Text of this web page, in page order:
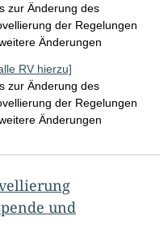
zur Änderung des
der Regelungen
Änderungen
RV hierzu]
zur Änderung des
der Regelungen
Änderungen
und